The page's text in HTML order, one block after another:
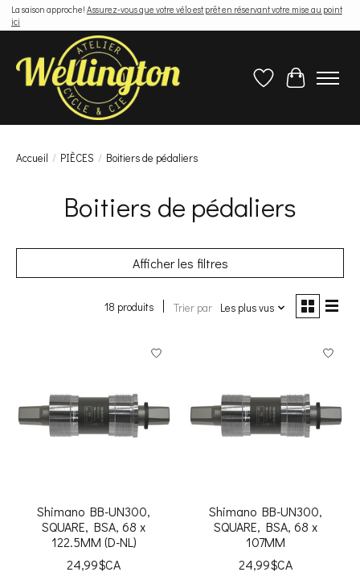
La saison approche! Assurez-vous que votre vélo est prêt en réservant votre mise au point
ici
Liste de souhaits
Panier
Accueil / PIÈCES / Boitiers de pédaliers
Boitiers de pédaliers
Afficher les filtres
18 produits Trier par Les plus vus
Shimano BB-UN300,
SQUARE, BSA, 68 x
122.5MM (D-NL)
24,99$CA
Shimano BB-UN300,
SQUARE, BSA, 68 x
107MM
24,99$CA